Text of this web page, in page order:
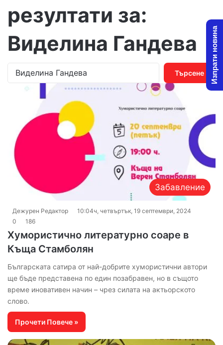
резултати за:
Виделина Гандева
Т
ъ
р
е
е
з
а
Забавление
Дежурен Редактор
10:04ч, четвъртък, 19 септември, 2024
0
186
Хумористично литературно соаре в
Къща Стамболян
Българската сатира от най-добрите хумористични автори
ще бъде представена по един позабравен, но в същото
време иновативен начин – чрез силата на актьорското
слово.
Прочети Повече »
Изпрати новина